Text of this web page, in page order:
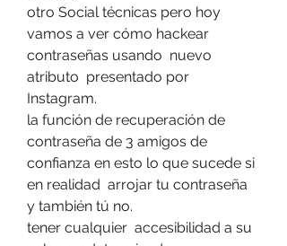
otro Social técnicas pero hoy
vamos a ver cómo hackear
contraseñas usando  nuevo
atributo  presentado por
Instagram.
la función de recuperación de
contraseña de 3 amigos de
confianza en esto lo que sucede si
en realidad  arrojar tu contraseña
y también tú no.
tener cualquier  accesibilidad a su